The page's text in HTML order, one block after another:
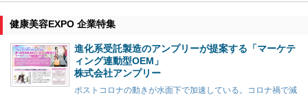
健康美容EXPO 企業特集
進化系受託製造のアンプリーが提案する「マーケテ
ィング連動型OEM」
株式会社アンプリー
ポストコロナの動きが水面下で加速している。コロナ禍で減